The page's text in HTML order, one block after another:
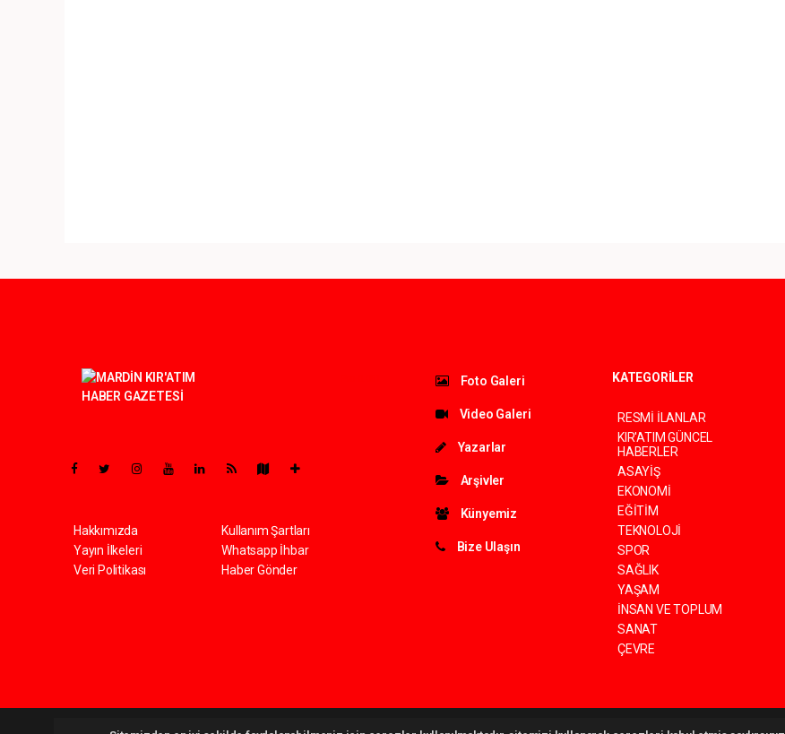
Hakkımızda
Yayın İlkeleri
Veri Politikası
Kullanım Şartları
Whatsapp İhbar
Haber Gönder
Foto Galeri
Video Galeri
Yazarlar
Arşivler
Künyemiz
Bize Ulaşın
KATEGORİLER
RESMİ İLANLAR
KIR'ATIM GÜNCEL
HABERLER
ASAYİŞ
EKONOMİ
EĞİTİM
TEKNOLOJİ
SPOR
SAĞLIK
YAŞAM
İNSAN VE TOPLUM
SANAT
ÇEVRE